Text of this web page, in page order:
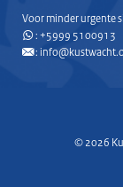
Voor minder urgente
: +5999 5100913
:
© 2026